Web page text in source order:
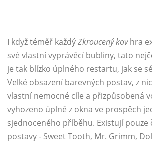
I když téměř každýZkroucený kovhra
své vlastní vyprávěcí bubliny, tato
je tak blízko úplného restartu, jak se
Velké obsazení barevných postav, z
vlastní nemocné cíle a přizpůsobená
vyhozeno úplně z okna ve prospěch
sjednoceného příběhu. Existují pouze
postavy - Sweet Tooth, Mr. Grimm,